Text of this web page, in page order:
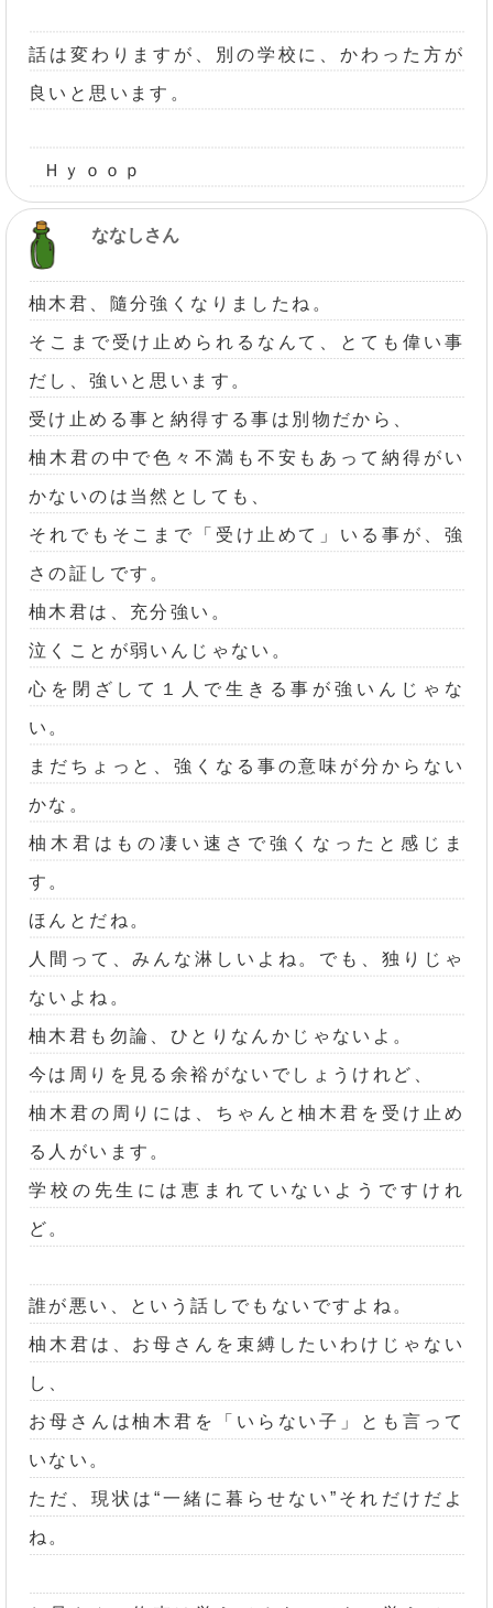
話は変わりますが、別の学校に、かわった方が
良いと思います。
Ｈｙｏｏｐ
ななしさん
柚木君、隨分強くなりましたね。
そこまで受け止められるなんて、とても偉い事
だし、強いと思います。
受け止める事と納得する事は別物だから、
柚木君の中で色々不満も不安もあって納得がい
かないのは当然としても、
それでもそこまで「受け止めて」いる事が、強
さの証しです。
柚木君は、充分強い。
泣くことが弱いんじゃない。
心を閉ざして１人で生きる事が強いんじゃな
い。
まだちょっと、強くなる事の意味が分からない
かな。
柚木君はもの凄い速さで強くなったと感じま
す。
ほんとだね。
人間って、みんな淋しいよね。でも、独りじゃ
ないよね。
柚木君も勿論、ひとりなんかじゃないよ。
今は周りを見る余裕がないでしょうけれど、
柚木君の周りには、ちゃんと柚木君を受け止め
る人がいます。
学校の先生には恵まれていないようですけれ
ど。
誰が悪い、という話しでもないですよね。
柚木君は、お母さんを束縛したいわけじゃない
し、
お母さんは柚木君を「いらない子」とも言って
いない。
ただ、現状は“一緒に暮らせない”それだけだよ
ね。